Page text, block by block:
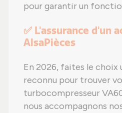
pour garantir un
✅ L'assurance d'un
AlsaPièces
En 2026, faites le choix
reconnu pour trouver
turbocompresseur
nous accompagnons